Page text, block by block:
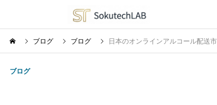
ブログ ブログ 日本のオンラインアルコール配送
ブログ